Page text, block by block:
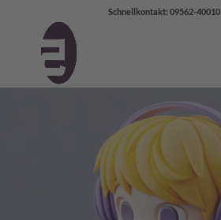
Schnellkontakt: 09562-40010